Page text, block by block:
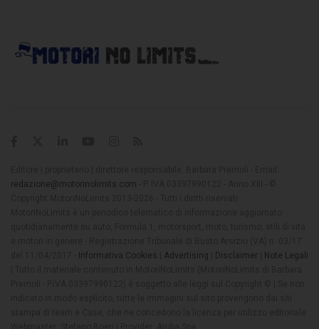
redazione@motorinolimits.com
Informativa Cookies Advertising Disclaimer
Note Legali